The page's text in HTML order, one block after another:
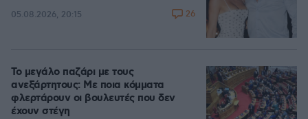
05.08.2026, 20:15 26
Το μεγάλο παζάρι με τους
ανεξάρτητους: Με ποια κόμματα
φλερτάρουν οι βουλευτές που δεν
έχουν στέγη